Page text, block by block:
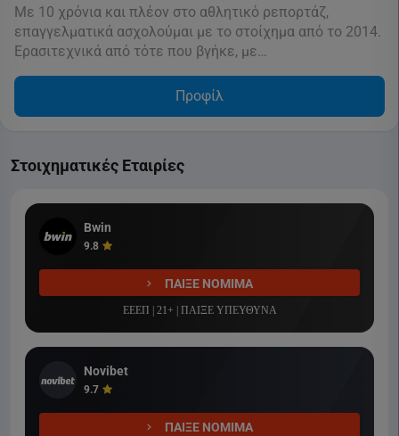
Με 10 χρόνια και πλέον στο αθλητικό ρεπορτάζ,
επαγγελματικά ασχολούμαι με το στοίχημα από το 2014.
Ερασιτεχνικά από τότε που βγήκε, με…
Προφίλ
Στοιχηματικές Εταιρίες
Bwin
9.8
ΠΑΙΞΕ ΝΟΜΙΜΑ
ΕΕΕΠ | 21+ | ΠΑΙΞΕ ΥΠΕΥΘΥΝΑ
Novibet
9.7
ΠΑΙΞΕ ΝΟΜΙΜΑ